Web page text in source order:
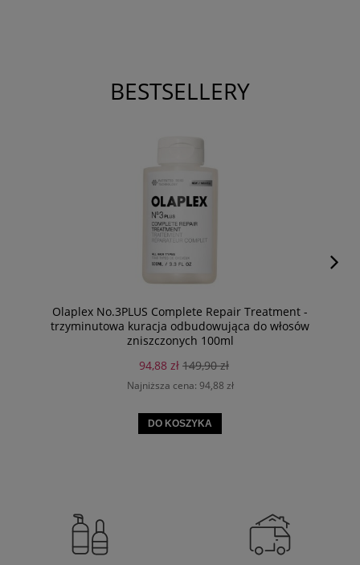
BESTSELLERY
Olaplex No.3PLUS Complete Repair Treatment -
trzyminutowa kuracja odbudowująca do włosów
zniszczonych 100ml
94,88 zł 149,90 zł
Najniższa cena: 94,88 zł
DO KOSZYKA